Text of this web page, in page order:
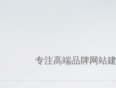
专注高端品牌网站